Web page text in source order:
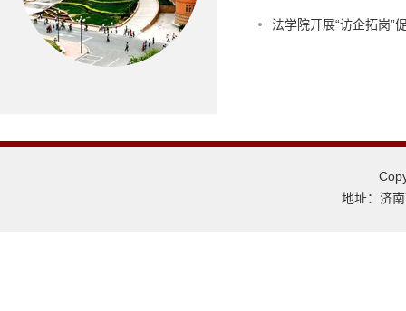
法学院开展“访企拓岗”
地址：济